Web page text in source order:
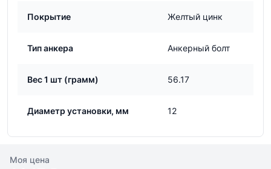
Покрытие Желтый цинк
Тип анкера Анкерный болт
Вес 1 шт (грамм) 56.17
Диаметр установки, мм 12
Моя цена